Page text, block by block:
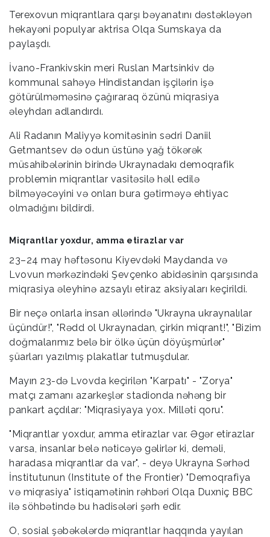
Terexovun miqrantlara qarşı bəyanatını dəstəkləyən
hekayəni populyar aktrisa Olqa Sumskaya da
paylaşdı.
İvano-Frankivskin meri Ruslan Martsinkiv də
kommunal sahəyə Hindistandan işçilərin işə
götürülməməsinə çağıraraq özünü miqrasiya
əleyhdarı adlandırdı.
Ali Radanın Maliyyə komitəsinin sədri Daniil
Getmantsev də odun üstünə yağ tökərək
müsahibələrinin birində Ukraynadakı demoqrafik
problemin miqrantlar vasitəsilə həll edilə
bilməyəcəyini və onları bura gətirməyə ehtiyac
olmadığını bildirdi.
Miqrantlar yoxdur, amma etirazlar var
23–24 may həftəsonu Kiyevdəki Maydanda və
Lvovun mərkəzindəki Şevçenko abidəsinin qarşısında
miqrasiya əleyhinə azsaylı etiraz aksiyaları keçirildi.
Bir neçə onlarla insan əllərində "Ukrayna ukraynalılar
üçündür!", "Rədd ol Ukraynadan, çirkin miqrant!", "Bizim
doğmalarımız belə bir ölkə üçün döyüşmürlər"
şüarları yazılmış plakatlar tutmuşdular.
Mayın 23-də Lvovda keçirilən "Karpatı" - "Zorya"
matçı zamanı azarkeşlər stadionda nəhəng bir
pankart açdılar: "Miqrasiyaya yox. Milləti qoru".
"Miqrantlar yoxdur, amma etirazlar var. Əgər etirazlar
varsa, insanlar belə nəticəyə gəlirlər ki, deməli,
haradasa miqrantlar da var", - deyə Ukrayna Sərhəd
İnstitutunun (Institute of the Frontier) "Demoqrafiya
və miqrasiya" istiqamətinin rəhbəri Olqa Duxniç BBC
ilə söhbətində bu hadisələri şərh edir.
O, sosial şəbəkələrdə miqrantlar haqqında yayılan